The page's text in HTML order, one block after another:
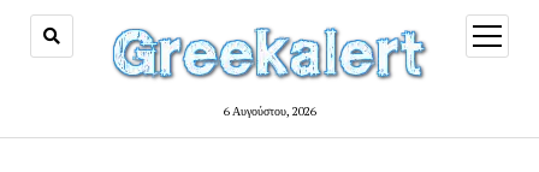
6 Αυγούστου, 2026
open
menu